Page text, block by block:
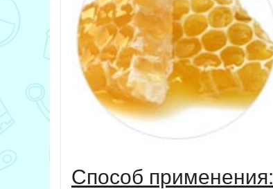
Способ применения: